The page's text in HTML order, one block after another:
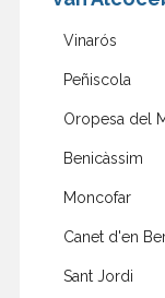
Vinarós
Peñiscola
Oropesa del
Benicàssim
Moncofar
Canet d'en
Sant Jordi